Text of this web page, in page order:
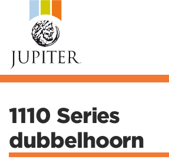
1110 Series
dubbelhoorn